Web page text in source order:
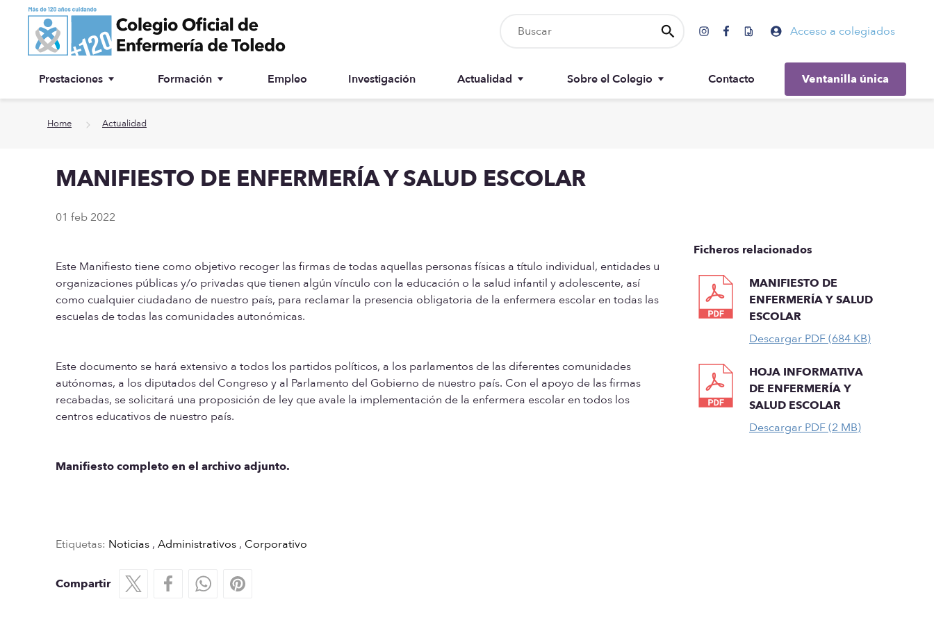
Ir a contenido principal Acceso a colegiados
Prestaciones
Asesoría jurídica
Especialidades
Biblioteca
Formación Empleo Investigación Actualidad
Recursos
Sobre el Colegio
Memorias
Contacto Ventanilla única
Home Actualidad
MANIFIESTO DE ENFERMERÍA Y SALUD ESCOLAR
01 feb 2022
Este Manifiesto tiene como objetivo recoger las firmas de todas aquellas personas físicas a título individual, entidades u
organizaciones públicas y/o privadas que tienen algún vínculo con la educación o la salud infantil y adolescente, así
como cualquier ciudadano de nuestro país, para reclamar la presencia obligatoria de la enfermera escolar en todas las
escuelas de todas las comunidades autonómicas.
Este documento se hará extensivo a todos los partidos políticos, a los parlamentos de las diferentes comunidades
autónomas, a los diputados del Congreso y al Parlamento del Gobierno de nuestro país. Con el apoyo de las firmas
recabadas, se solicitará una proposición de ley que avale la implementación de la enfermera escolar en todos los
centros educativos de nuestro país.
Manifiesto completo en el archivo adjunto.
Ficheros relacionados
MANIFIESTO DE
ENFERMERÍA Y SALUD
ESCOLAR
Descargar PDF (684 KB)
HOJA INFORMATIVA
DE ENFERMERÍA Y
SALUD ESCOLAR
Descargar PDF (2 MB)
Etiquetas: Noticias , Administrativos , Corporativo
Compartir